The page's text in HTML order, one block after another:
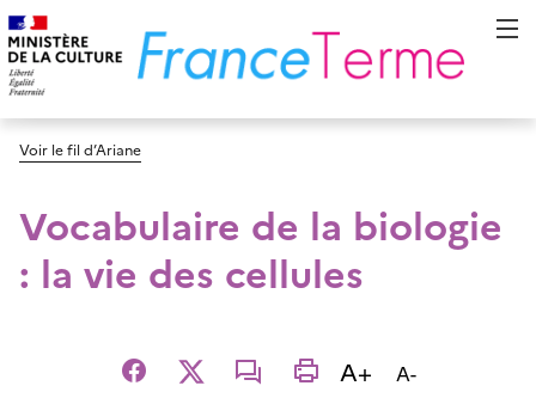
Voir le fil d’Ariane
Vocabulaire de la biologie
: la vie des cellules
Facebook
X email imprimer
A+ Augmenter
A-Diminuer la